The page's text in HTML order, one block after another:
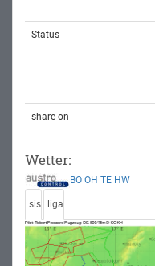
Status
share on
Wetter:
BO OH TE HW
sis liga